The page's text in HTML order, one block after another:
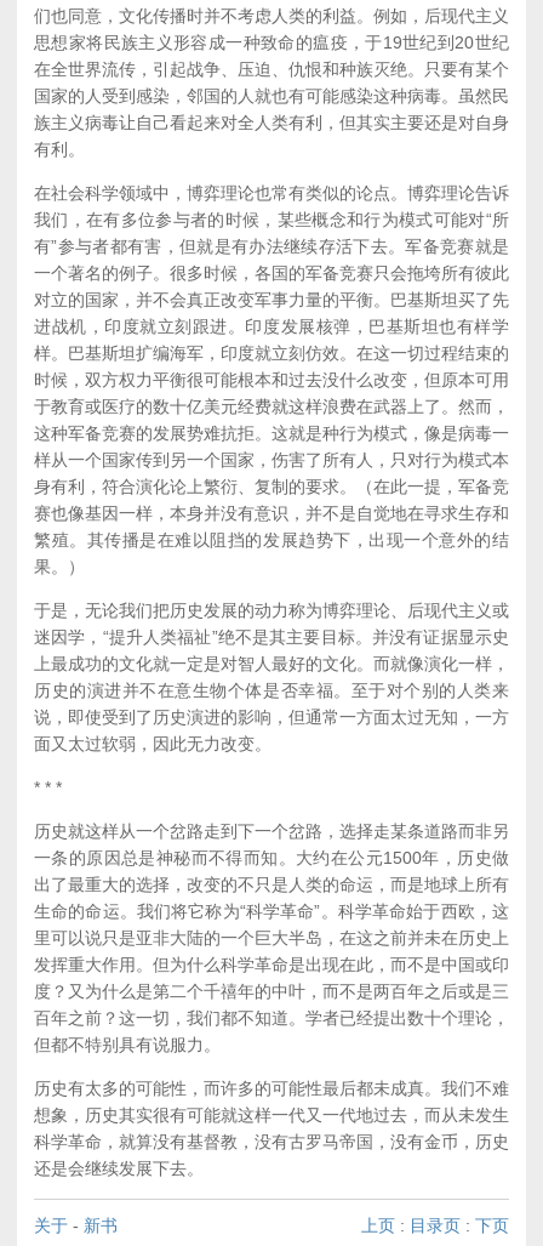
们也同意，文化传播时并不考虑人类的利益。例如，后现代主义
思想家将民族主义形容成一种致命的瘟疫，于19世纪到20世纪
在全世界流传，引起战争、压迫、仇恨和种族灭绝。只要有某个
国家的人受到感染，邻国的人就也有可能感染这种病毒。虽然民
族主义病毒让自己看起来对全人类有利，但其实主要还是对自身
有利。
在社会科学领域中，博弈理论也常有类似的论点。博弈理论告诉
我们，在有多位参与者的时候，某些概念和行为模式可能对“所
有”参与者都有害，但就是有办法继续存活下去。军备竞赛就是
一个著名的例子。很多时候，各国的军备竞赛只会拖垮所有彼此
对立的国家，并不会真正改变军事力量的平衡。巴基斯坦买了先
进战机，印度就立刻跟进。印度发展核弹，巴基斯坦也有样学
样。巴基斯坦扩编海军，印度就立刻仿效。在这一切过程结束的
时候，双方权力平衡很可能根本和过去没什么改变，但原本可用
于教育或医疗的数十亿美元经费就这样浪费在武器上了。然而，
这种军备竞赛的发展势难抗拒。这就是种行为模式，像是病毒一
样从一个国家传到另一个国家，伤害了所有人，只对行为模式本
身有利，符合演化论上繁衍、复制的要求。（在此一提，军备竞
赛也像基因一样，本身并没有意识，并不是自觉地在寻求生存和
繁殖。其传播是在难以阻挡的发展趋势下，出现一个意外的结
果。）
于是，无论我们把历史发展的动力称为博弈理论、后现代主义或
迷因学，“提升人类福祉”绝不是其主要目标。并没有证据显示史
上最成功的文化就一定是对智人最好的文化。而就像演化一样，
历史的演进并不在意生物个体是否幸福。至于对个别的人类来
说，即使受到了历史演进的影响，但通常一方面太过无知，一方
面又太过软弱，因此无力改变。
* * *
历史就这样从一个岔路走到下一个岔路，选择走某条道路而非另
一条的原因总是神秘而不得而知。大约在公元1500年，历史做
出了最重大的选择，改变的不只是人类的命运，而是地球上所有
生命的命运。我们将它称为“科学革命”。科学革命始于西欧，这
里可以说只是亚非大陆的一个巨大半岛，在这之前并未在历史上
发挥重大作用。但为什么科学革命是出现在此，而不是中国或印
度？又为什么是第二个千禧年的中叶，而不是两百年之后或是三
百年之前？这一切，我们都不知道。学者已经提出数十个理论，
但都不特别具有说服力。
历史有太多的可能性，而许多的可能性最后都未成真。我们不难
想象，历史其实很有可能就这样一代又一代地过去，而从未发生
科学革命，就算没有基督教，没有古罗马帝国，没有金币，历史
还是会继续发展下去。
关于 - 新书 上页 : 目录页 : 下页